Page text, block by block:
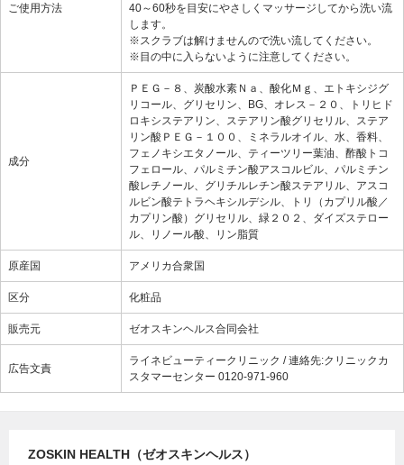
ご使用方法
40～60秒を目安にやさしくマッサージしてから洗い流
します。
※スクラブは解けませんので洗い流してください。
※目の中に入らないように注意してください。
成分
ＰＥＧ－８、炭酸水素Ｎａ、酸化Ｍｇ、エトキシジグ
リコール、グリセリン、BG、オレス－２０、トリヒド
ロキシステアリン、ステアリン酸グリセリル、ステア
リン酸ＰＥＧ－１００、ミネラルオイル、水、香料、
フェノキシエタノール、ティーツリー葉油、酢酸トコ
フェロール、パルミチン酸アスコルビル、パルミチン
酸レチノール、グリチルレチン酸ステアリル、アスコ
ルビン酸テトラヘキシルデシル、トリ（カプリル酸／
カプリン酸）グリセリル、緑２０２、ダイズステロー
ル、リノール酸、リン脂質
原産国 アメリカ合衆国
区分 化粧品
販売元 ゼオスキンヘルス合同会社
広告文責
ライネビューティークリニック / 連絡先:クリニックカ
スタマーセンター 0120-971-960
ZOSKIN HEALTH（ゼオスキンヘルス）